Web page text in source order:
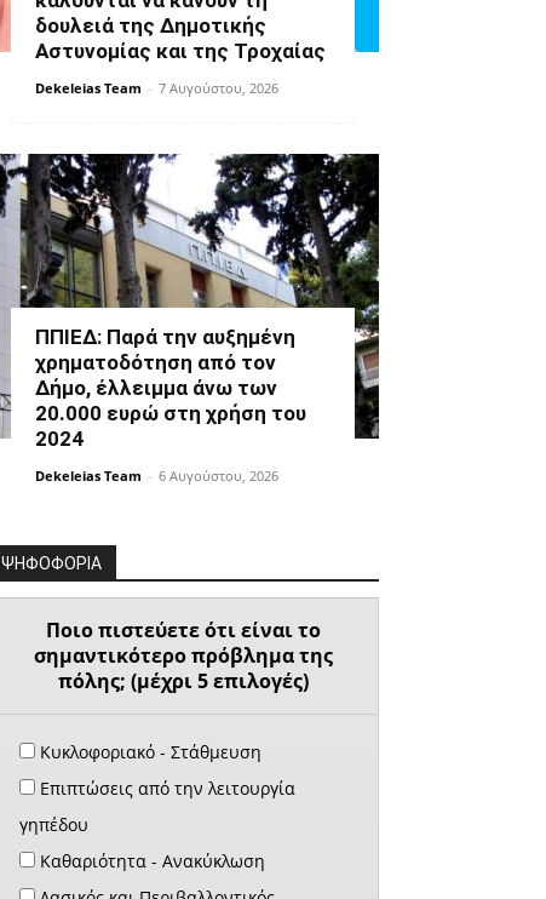
δουλειά της Δημοτικής
Αστυνομίας και της Τροχαίας
Dekeleias Team - 7 Αυγούστου, 2026
ΠΠΙΕΔ: Παρά την αυξημένη
χρηματοδότηση από τον
Δήμο, έλλειμμα άνω των
20.000 ευρώ στη χρήση του
2024
Dekeleias Team - 6 Αυγούστου, 2026
ΨΗΦΟΦΟΡΙΑ
Ποιο πιστεύετε ότι είναι το
σημαντικότερο πρόβλημα της
πόλης; (μέχρι 5 επιλογές)
Κυκλοφοριακό - Στάθμευση
Επιπτώσεις από την λειτουργία
γηπέδου
Καθαριότητα - Ανακύκλωση